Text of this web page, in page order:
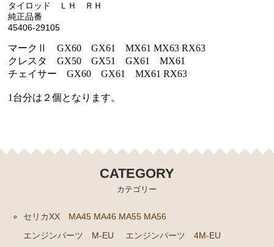
エンジンパーツ 1G-EU GA70
ブレーキパーツ（マスターシリンダー リペアキッ
ト ホース など）
ーズシリンダー オーバーホールキット など）
エンジンパーツ 2JZ-GTE JZA80
ソアラ GZ10 MZ10 MZ11 MZ12
タイロッド ＬＨ ＲＨ
純正品番
45406-29105
マークⅡ GX60 GX61 MX61 MX63 RX63
クレスタ GX50 GX51 GX61 MX61
チェイサー GX60 GX61 MX61 RX63
1台分は２個となります。
CATEGORY
カテゴリー
セリカXX MA45 MA46 MA55 MA56
エンジンパーツ M-EU
エンジンパーツ 4M-EU